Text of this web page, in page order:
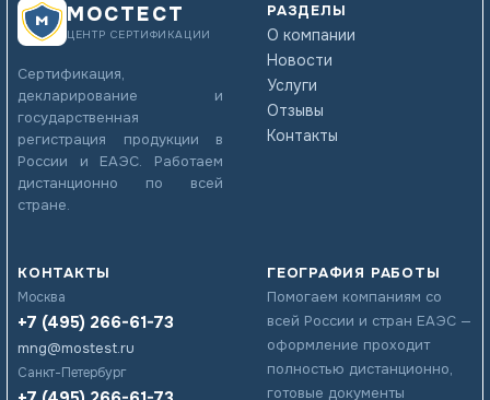
МОСТЕСТ
ЦЕНТР СЕРТИФИКАЦИИ
Сертификация,
декларирование и
государственная
регистрация продукции в
России и ЕАЭС. Работаем
дистанционно по всей
стране.
РАЗДЕЛЫ
О компании
Новости
Услуги
Отзывы
Контакты
КОНТАКТЫ
Москва
+7 (495) 266-61-73
mng@mostest.ru
Санкт-Петербург
ГЕОГРАФИЯ РАБОТЫ
Помогаем компаниям со
всей России и стран ЕАЭС —
оформление проходит
полностью дистанционно,
готовые документы